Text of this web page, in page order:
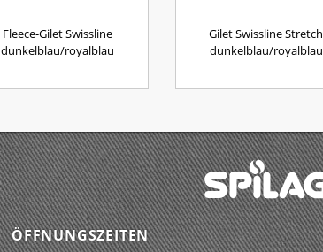
Fleece-Gilet Swissline
dunkelblau/royalblau
Gilet Swissline Stretch
dunkelblau/royalblau
ÖFFNUNGSZEITEN